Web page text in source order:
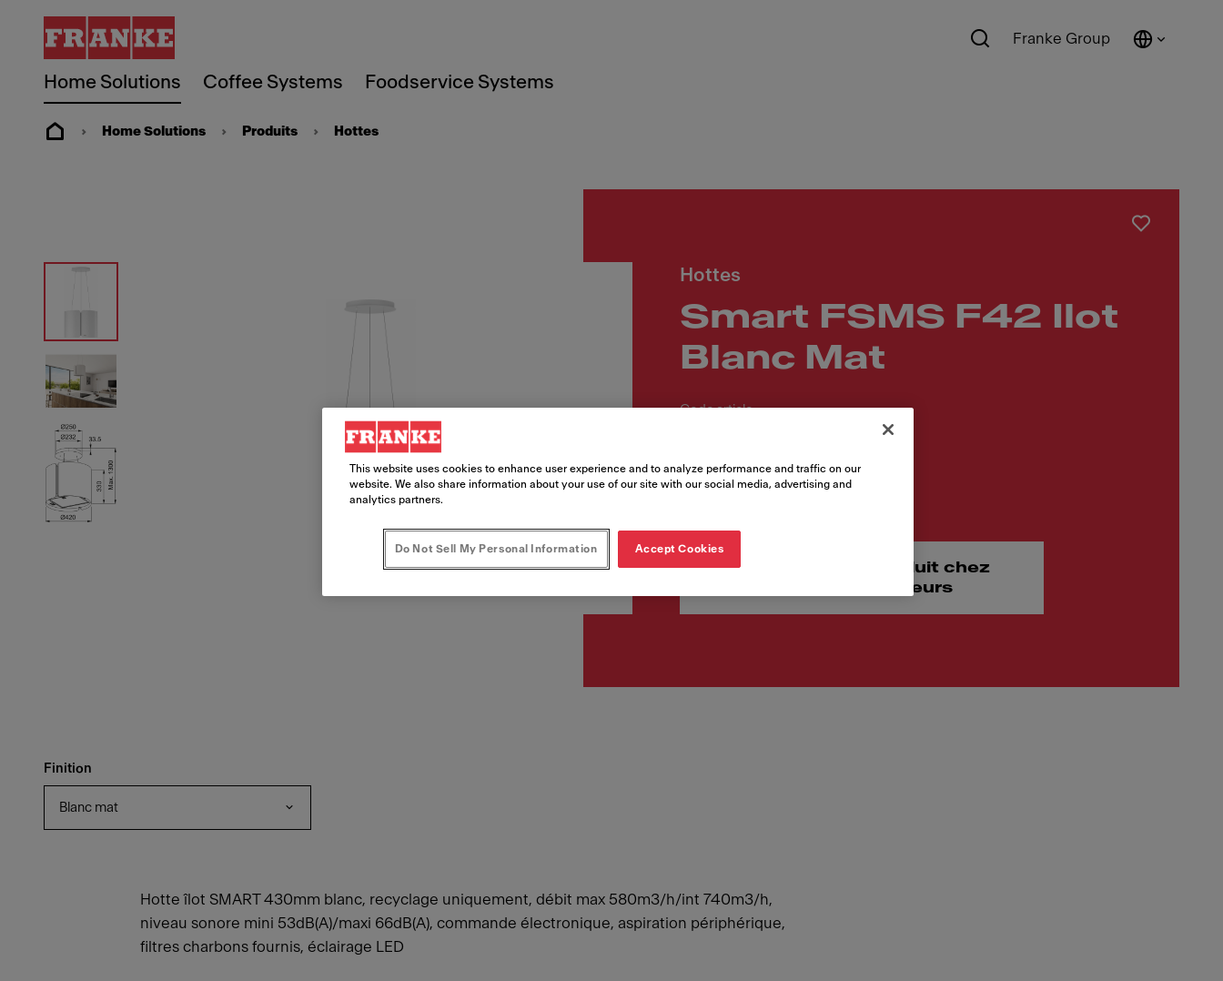
Home Solutions Coffee Systems Foodservice Systems
Franke Group
Home Solutions Produits Hottes
Hottes
Smart FSMS F42 Ilot
Blanc Mat
Code article
Retrouvez ce produit chez
l'un de nos revendeurs
Finition
Blanc mat
Hotte îlot SMART 430mm blanc, recyclage uniquement, débit max 580m3/h/int 740m3/h,
niveau sonore mini 53dB(A)/maxi 66dB(A), commande électronique, aspiration périphérique,
filtres charbons fournis, éclairage LED
This website uses cookies to enhance user experience and to analyze performance and traffic on our
website. We also share information about your use of our site with our social media, advertising and
analytics partners.
Do Not Sell My Personal Information Accept Cookies